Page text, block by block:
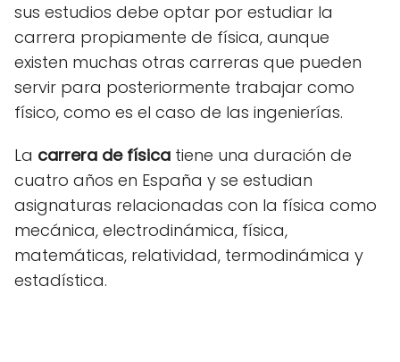
sus estudios debe optar por estudiar la
carrera propiamente de física, aunque
existen muchas otras carreras que pueden
servir para posteriormente trabajar como
físico, como es el caso de las ingenierías.
La carrera de física tiene una duración de
cuatro años en España y se estudian
asignaturas relacionadas con la física como
mecánica, electrodinámica, física,
matemáticas, relatividad, termodinámica y
estadística.